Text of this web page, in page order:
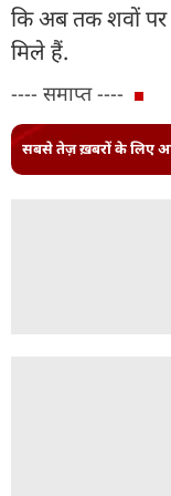
कि अब तक शवों पर
मिले हैं.
---- समाप्त ----
सबसे तेज़ ख़बरों के लिए